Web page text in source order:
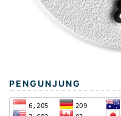
PENGUNJUNG